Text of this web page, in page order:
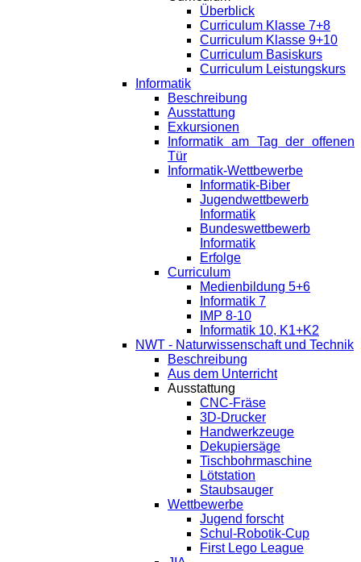
Überblick
Curriculum Klasse 7+8
Curriculum Klasse 9+10
Curriculum Basiskurs
Curriculum Leistungskurs
Informatik
Beschreibung
Ausstattung
Exkursionen
Informatik am Tag der offenen
Tür
Informatik-Wettbewerbe
Informatik-Biber
Jugendwettbewerb
Informatik
Bundeswettbewerb
Informatik
Erfolge
Curriculum
Medienbildung 5+6
Informatik 7
IMP 8-10
Informatik 10, K1+K2
NWT - Naturwissenschaft und Technik
Beschreibung
Aus dem Unterricht
Ausstattung
CNC-Fräse
3D-Drucker
Handwerkzeuge
Dekupiersäge
Tischbohrmaschine
Lötstation
Staubsauger
Wettbewerbe
Jugend forscht
Schul-Robotik-Cup
First Lego League